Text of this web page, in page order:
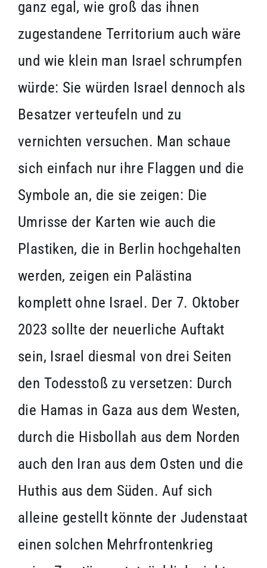
ganz egal, wie groß das ihnen
zugestandene Territorium auch wäre
und wie klein man Israel schrumpfen
würde: Sie würden Israel dennoch als
Besatzer verteufeln und zu
vernichten versuchen. Man schaue
sich einfach nur ihre Flaggen und die
Symbole an, die sie zeigen: Die
Umrisse der Karten wie auch die
Plastiken, die in Berlin hochgehalten
werden, zeigen ein Palästina
komplett ohne Israel. Der 7. Oktober
2023 sollte der neuerliche Auftakt
sein, Israel diesmal von drei Seiten
den Todesstoß zu versetzen: Durch
die Hamas in Gaza aus dem Westen,
durch die Hisbollah aus dem Norden
auch den Iran aus dem Osten und die
Huthis aus dem Süden. Auf sich
alleine gestellt könnte der Judenstaat
einen solchen Mehrfrontenkrieg